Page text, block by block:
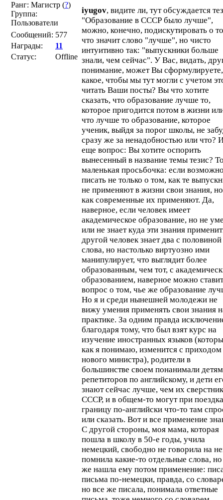
Ранг: Магистр (?)
Группа:
Пользователи
Сообщений: 577
Награды:
11
Статус:
Offline
iyugov, видите ли, тут обсуждается
"Образование в СССР было лучше",
можно, конечно, подискутировать о
что значит слово "лучше", но чисто
интуитивно так: "выпускники больше
знали, чем сейчас". У Вас, видать,
понимание, может Вы сформулируете,
какое, чтобы мы тут могли с учетом
читать Ваши посты? Вы что хотите
сказать, что образование лучше то,
которое пригодится потом в жизни
что лучше то образование, которое
ученик, выйдя за порог школы, не
сразу же за ненадобностью или что?
еще вопрос: Вы хотите оспорить
вынесенный в название темы тезис?
маленькая просьбочка: если
писать не только о том, как те
не применяют в жизни свои знания,
как современные их применяют. Да,
наверное, если человек имеет
академическое образование, но не
или не знает куда эти знания
другой человек знает два с половиной
слова, но настолько виртуозно ими
манипулирует, что выглядит более
образованным, чем тот, с
образованием, наверное можно
вопрос о том, чье же образование
Но я и среди нынешней молодежи не
вижу умения применять свои знания
практике. За одним правда
благодаря тому, что был взят курс на
изучение иностранных языков
как я понимаю, изменится с приходом
нового министра), родители в
большинстве своем понанимали детям
репетиторов по английскому, и дети
знают сейчас лучше, чем их
СССР, и в общем-то могут при
границу по-английски что-то там
или сказать. Вот и все применение
С другой стороны, моя мама, которая
пошла в школу в 50-е годы, учила
немецкий, свободно не говорила на
помнила какие-то отдельные слова, но
же нашла ему потом применение:
письма по-немецки, правда, со
но все же писала, понимала ответные